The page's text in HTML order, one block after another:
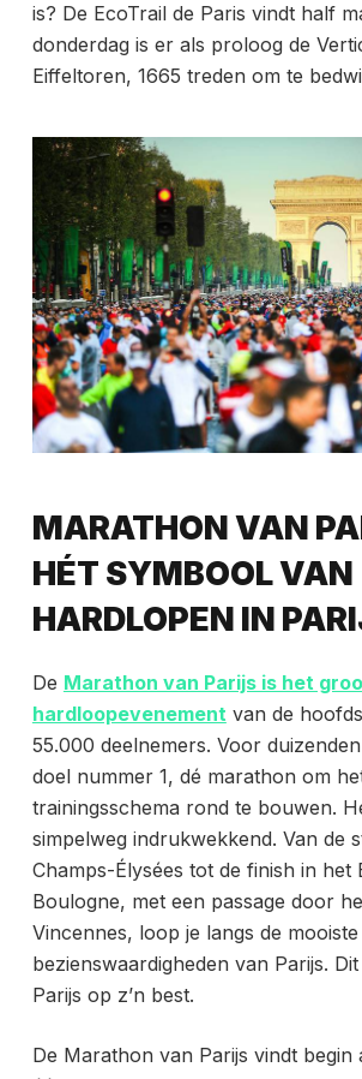
is? De EcoTrail de Paris vindt half
donderdag is er als proloog de
Eiffeltoren, 1665 treden om te
MARATHON VAN
HÉT SYMBOOL VAN
HARDLOPEN IN
De Marathon van Parijs is het
hardloopevenementvan de
55.000 deelnemers. Voor
doel nummer 1, dé marathon om
trainingsschema rond te bouwen.
simpelweg indrukwekkend. Van de
Champs-Élysées tot de finish in het
Boulogne, met een passage door
Vincennes, loop je langs de mooiste
bezienswaardigheden van Parijs.
Parijs op z’n best.
De Marathon van Parijs vindt begin